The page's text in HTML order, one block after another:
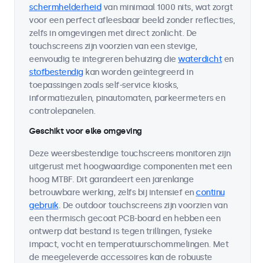
schermhelderheid van minimaal 1000 nits, wat zorgt
voor een perfect afleesbaar beeld zonder reflecties,
zelfs in omgevingen met direct zonlicht. De
touchscreens zijn voorzien van een stevige,
eenvoudig te integreren behuizing die waterdichten
stofbestendig kan worden geïntegreerd in
toepassingen zoals self-service kiosks,
informatiezuilen, pinautomaten, parkeermeters en
controlepanelen.
Geschikt voor elke omgeving
Deze weersbestendige touchscreens monitoren zijn
uitgerust met hoogwaardige componenten met een
hoog MTBF. Dit garandeert een jarenlange
betrouwbare werking, zelfs bij intensief encontinu
gebruik. De outdoor touchscreens zijn voorzien van
een thermisch gecoat PCB-board en hebben een
ontwerp dat bestand is tegen trillingen, fysieke
impact, vocht en temperatuurschommelingen. Met
de meegeleverde accessoires kan de robuuste